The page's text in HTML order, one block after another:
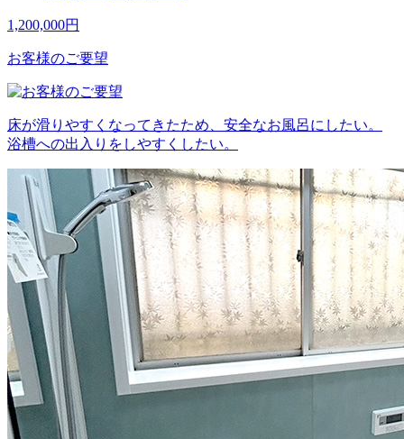
1,200,000円
お客様のご要望
床が滑りやすくなってきたため、安全なお風呂にしたい。
浴槽への出入りをしやすくしたい。